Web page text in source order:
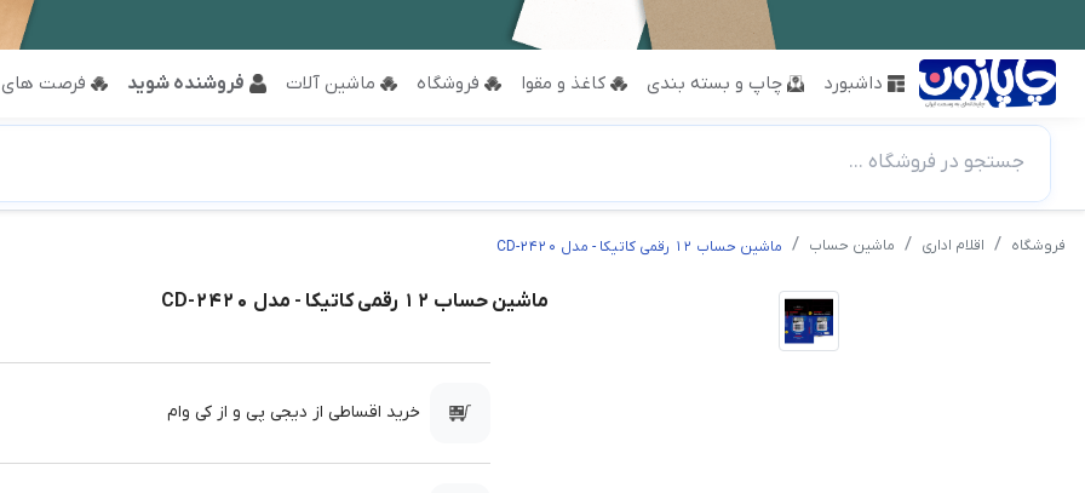
داشبورد چاپ و بسته بندی کاغذ و مقوا فروشگاه ماشین آلات فروشنده شوید فرصت
جستجو در فروشگاه ...
فروشگاه اقلام اداری ماشین حساب ماشین حساب 12 رقمی کاتیکا - مدل CD-2420
ماشین حساب 12 رقمی کاتیکا - مدل CD-2420
خرید اقساطی از دیجی پی و از کی وام